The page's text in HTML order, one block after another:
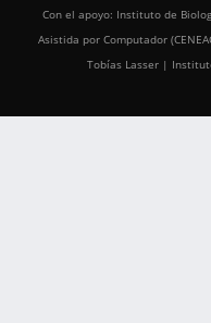
Con el apoyo: Instituto de
Asistida por Computador
Tobías Lasser |